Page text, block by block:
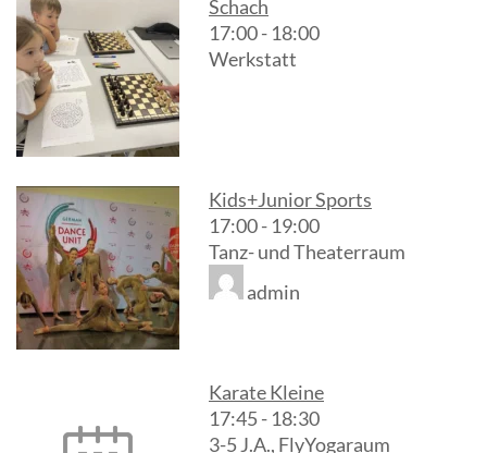
Schach
17:00- 18:00
Werkstatt
Kids+Junior Sports
17:00- 19:00
Tanz- und Theaterraum
admin
Karate Kleine
17:45- 18:30
3-5 J.A., FlyYogaraum